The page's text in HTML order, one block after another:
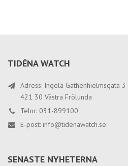
TIDÉNA WATCH
Adress: Ingela Gathenhielmsgata 3
421 30 Västra Frölunda
Telnr: 031-899100
E-post: info@tidenawatch.se
SENASTE NYHETERNA